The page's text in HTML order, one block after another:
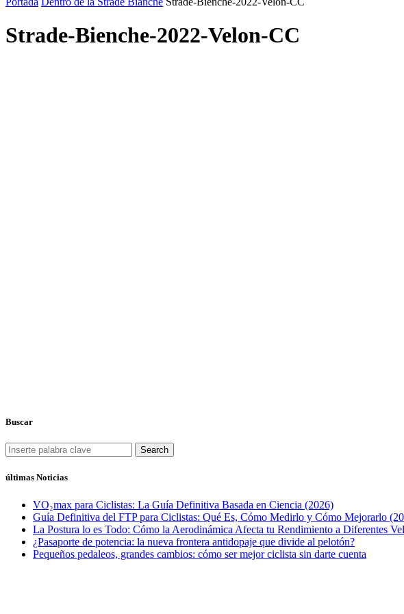
Strade-Bienche-2022-Velon-CC
Buscar
Search
últimas Noticias
VO₂max para Ciclistas: La Guía Definitiva Basada en Ciencia (2026)
Guía Definitiva del FTP para Ciclistas: Qué Es, Cómo Medirlo y Cómo Mejorarlo
La Postura lo es Todo: Cómo la Aerodinámica Afecta tu Rendimiento a Diferentes
¿Pasaporte de potencia: la nueva frontera antidopaje que divide al pelotón?
Pequeños pedaleos, grandes cambios: cómo ser mejor ciclista sin darte cuenta